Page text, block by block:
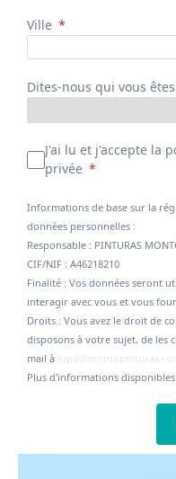
Ville
Dites-nous qui vous êtes
J'ai lu et j'accepte la
privée
Informations de base sur la
données personnelles :
Responsable : PINTURAS
CIF/NIF : A46218210
Finalité : Vos données seront
interagir avec vous et vous
Droits : Vous avez le droit de
disposons à votre sujet, de les
mail à
lopd@montopinturas.com
Plus d'informations